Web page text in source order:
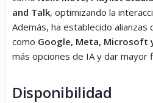
and Talk, optimizando la
Además, ha establecido alianzas
como Google, Meta, Microsoft
más opciones de IA y dar mayor
Disponibilidad